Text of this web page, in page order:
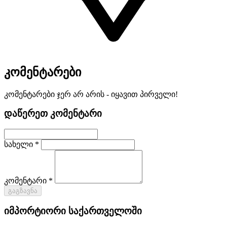
კომენტარები
კომენტარები ჯერ არ არის - იყავით პირველი!
დაწერეთ კომენტარი
სახელი *
კომენტარი *
გაგზავნა
იმპორტიორი საქართველოში